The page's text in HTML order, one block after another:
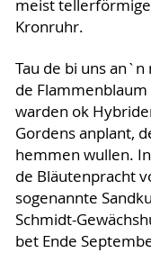
meist
Kronruhr.
Tau de bi uns
de Flammenblaum
warden ok
Gordens anplant,
hemmen wullen.
de Bläutenpracht
sogenannte
Schmidt-
bet Ende